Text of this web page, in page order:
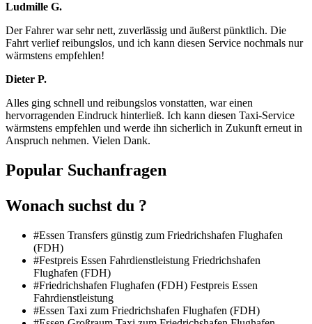
Ludmille G.
Der Fahrer war sehr nett, zuverlässig und äußerst pünktlich. Die
Fahrt verlief reibungslos, und ich kann diesen Service nochmals nur
wärmstens empfehlen!
Dieter P.
Alles ging schnell und reibungslos vonstatten, war einen
hervorragenden Eindruck hinterließ. Ich kann diesen Taxi-Service
wärmstens empfehlen und werde ihn sicherlich in Zukunft erneut in
Anspruch nehmen. Vielen Dank.
Popular Suchanfragen
Wonach suchst du ?
#Essen Transfers günstig zum Friedrichshafen Flughafen
(FDH)
#Festpreis Essen Fahrdienstleistung Friedrichshafen
Flughafen (FDH)
#Friedrichshafen Flughafen (FDH) Festpreis Essen
Fahrdienstleistung
#Essen Taxi zum Friedrichshafen Flughafen (FDH)